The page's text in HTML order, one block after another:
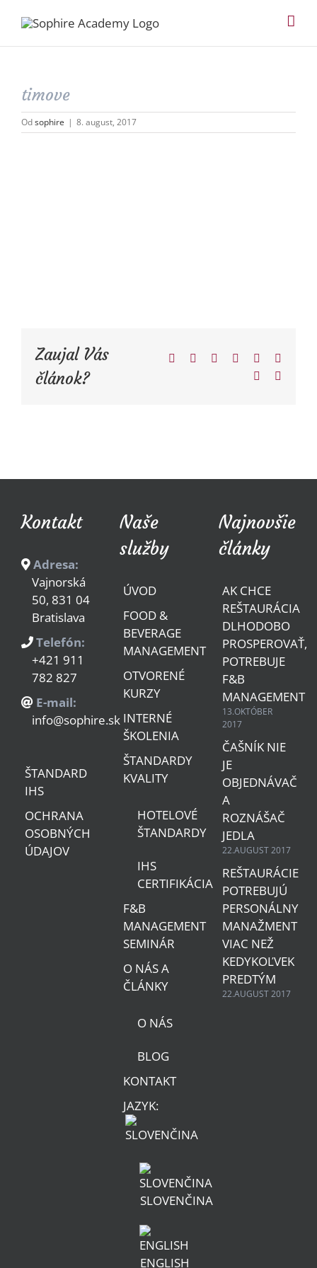
content
timove
Odsophire | 8. august, 2017
Zaujal Vás
článok?
Facebook
TwitterReddit LinkedIn
Tumblr
Kontakt
Adresa:
Vajnorská
50, 831 04
Bratislava
Telefón:
+421 911
782 827
E-mail:
info@sophire.sk
ŠTANDARD
IHS
OCHRANA
OSOBNÝCH
ÚDAJOV
Naše
služby
ÚVOD
FOOD &
BEVERAGE
MANAGEMENT
OTVORENÉ
KURZY
INTERNÉ
ŠKOLENIA
ŠTANDARDY
KVALITY
HOTELOVÉ
ŠTANDARDY
IHS
CERTIFIKÁCIA
F&B
MANAGEMENT
SEMINÁR
O NÁS A
ČLÁNKY
O NÁS
BLOG
KONTAKT
JAZYK:
SLOVENČINA
ENGLISH
Najnovšie
články
AK CHCE
REŠTAURÁCIA
DLHODOBO
PROSPEROVAŤ,
POTREBUJE
F&B
MANAGEMENT
13.OKTÓBER
2017
ČAŠNÍK NIE
JE
OBJEDNÁVAČ
A
ROZNÁŠAČ
JEDLA
22.AUGUST 2017
REŠTAURÁCIE
POTREBUJÚ
PERSONÁLNY
MANAŽMENT
VIAC NEŽ
KEDYKOĽVEK
PREDTÝM
22.AUGUST 2017